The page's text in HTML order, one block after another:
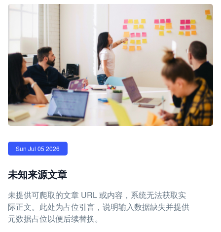
Sun Jul 05 2026
未知来源文章
未提供可爬取的文章 URL 或内容，系统无法获取实
际正文。此处为占位引言，说明输入数据缺失并提供
元数据占位以便后续替换。